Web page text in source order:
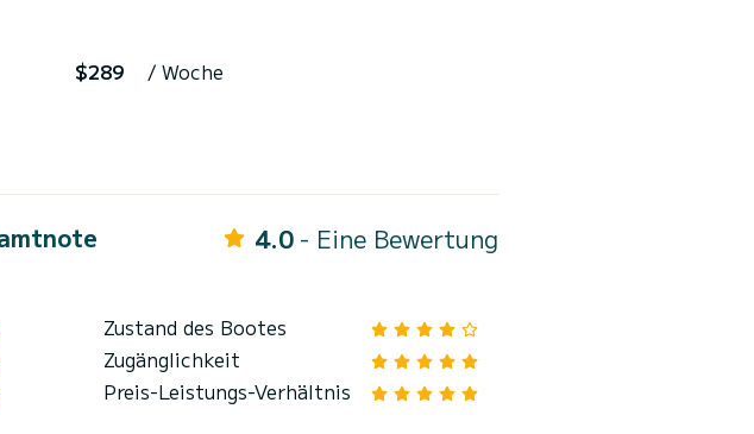
$289 / Woche
4.0 - Eine Bewertung
Zustand des Bootes
Zugänglichkeit
Preis-Leistungs-Verhältnis